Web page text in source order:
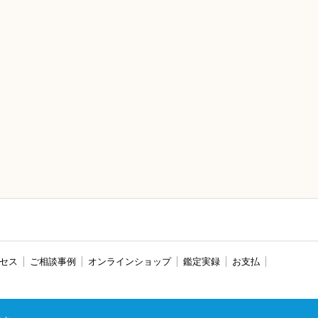
ス ご相談事例 オンラインショップ 鑑定実録 お支払